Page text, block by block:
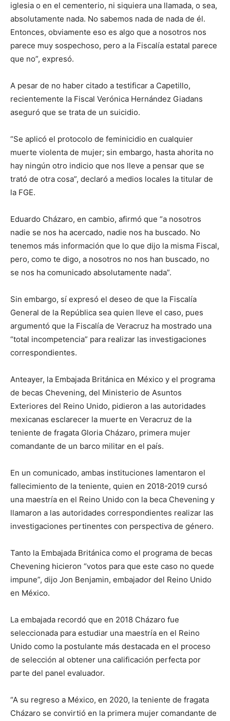
iglesia o en el cementerio, ni siquiera una llamada, o sea,
absolutamente nada. No sabemos nada de nada de él.
Entonces, obviamente eso es algo que a nosotros nos
parece muy sospechoso, pero a la Fiscalía estatal parece
que no”, expresó.
A pesar de no haber citado a testificar a Capetillo,
recientemente la Fiscal Verónica Hernández Giadans
aseguró que se trata de un suicidio.
“Se aplicó el protocolo de feminicidio en cualquier
muerte violenta de mujer; sin embargo, hasta ahorita no
hay ningún otro indicio que nos lleve a pensar que se
trató de otra cosa”, declaró a medios locales la titular de
la FGE.
Eduardo Cházaro, en cambio, afirmó que “a nosotros
nadie se nos ha acercado, nadie nos ha buscado. No
tenemos más información que lo que dijo la misma Fiscal,
pero, como te digo, a nosotros no nos han buscado, no
se nos ha comunicado absolutamente nada”.
Sin embargo, sí expresó el deseo de que la Fiscalía
General de la República sea quien lleve el caso, pues
argumentó que la Fiscalía de Veracruz ha mostrado una
“total incompetencia” para realizar las investigaciones
correspondientes.
Anteayer, la Embajada Británica en México y el programa
de becas Chevening, del Ministerio de Asuntos
Exteriores del Reino Unido, pidieron a las autoridades
mexicanas esclarecer la muerte en Veracruz de la
teniente de fragata Gloria Cházaro, primera mujer
comandante de un barco militar en el país.
En un comunicado, ambas instituciones lamentaron el
fallecimiento de la teniente, quien en 2018-2019 cursó
una maestría en el Reino Unido con la beca Chevening y
llamaron a las autoridades correspondientes realizar las
investigaciones pertinentes con perspectiva de género.
Tanto la Embajada Británica como el programa de becas
Chevening hicieron “votos para que este caso no quede
impune”, dijo Jon Benjamin, embajador del Reino Unido
en México.
La embajada recordó que en 2018 Cházaro fue
seleccionada para estudiar una maestría en el Reino
Unido como la postulante más destacada en el proceso
de selección al obtener una calificación perfecta por
parte del panel evaluador.
“A su regreso a México, en 2020, la teniente de fragata
Cházaro se convirtió en la primera mujer comandante de